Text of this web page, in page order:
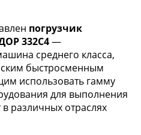
погрузчик
332С4—
среднего класса,
быстросменным
использовать гамму
для выполнения
различных отраслях